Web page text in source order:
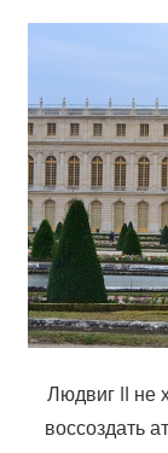
Людвиг II не
воссоздать